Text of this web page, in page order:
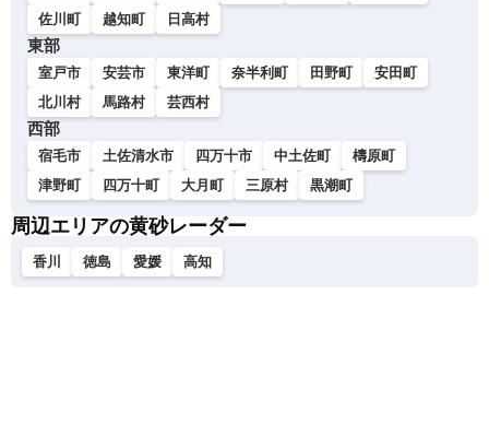
佐川町
越知町 日高村
東部
室戸市 安芸市 東洋町 奈半利町 田野町
安田町
北川村
馬路村 芸西村
西部
宿毛市 土佐清水市 四万十市 中土佐町
檮原町
津野町
四万十町 大月町 三原村 黒潮町
周辺エリアの黄砂レーダー
香川 徳島 愛媛 高知